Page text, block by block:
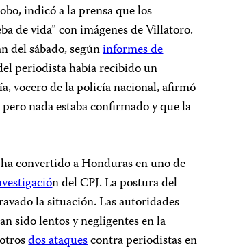
indicó a la prensa que los
de vida” con imágenes de Villatoro.
del sábado, segúninformes de
periodista había recibido un
vocero de la policía nacional, afirmó
nada estaba confirmado y que la
convertido a Honduras en uno de
n del CPJ. La postura del
la situación. Las autoridades
sido lentos y negligentes en la
dos ataquescontra periodistas en